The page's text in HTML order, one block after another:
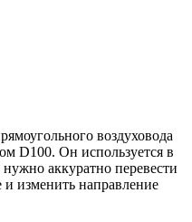
воздуховода
D100. Он используется в
аккуратно перевести
и изменить направление